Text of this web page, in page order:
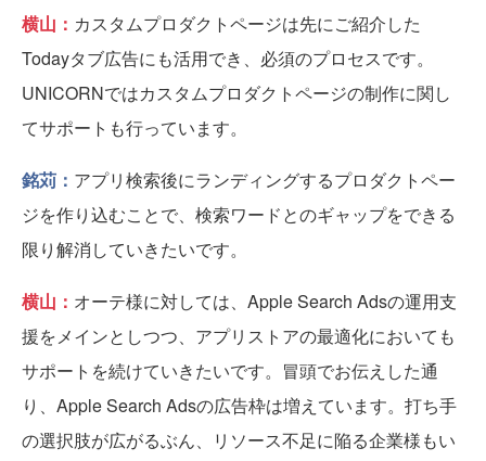
横山： カスタムプロダクトページは先にご紹介した
Todayタブ広告にも活用でき、必須のプロセスです。
UNICORNではカスタムプロダクトページの制作に関し
てサポートも行っています。
銘苅： アプリ検索後にランディングするプロダクトペー
ジを作り込むことで、検索ワードとのギャップをできる
限り解消していきたいです。
横山： オーテ様に対しては、Apple Search Adsの運用支
援をメインとしつつ、アプリストアの最適化においても
サポートを続けていきたいです。冒頭でお伝えした通
り、Apple Search Adsの広告枠は増えています。打ち手
の選択肢が広がるぶん、リソース不足に陥る企業様もい